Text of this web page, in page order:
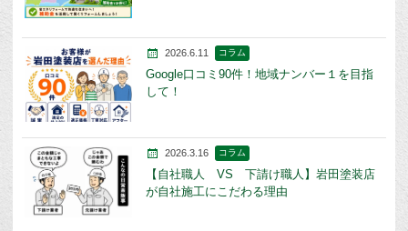
2026.6.11 コラム
Google口コミ90件！地域ナンバー１を目指
して！
2026.3.16 コラム
【自社職人 VS 下請け職人】岩田塗装店
が自社施工にこだわる理由